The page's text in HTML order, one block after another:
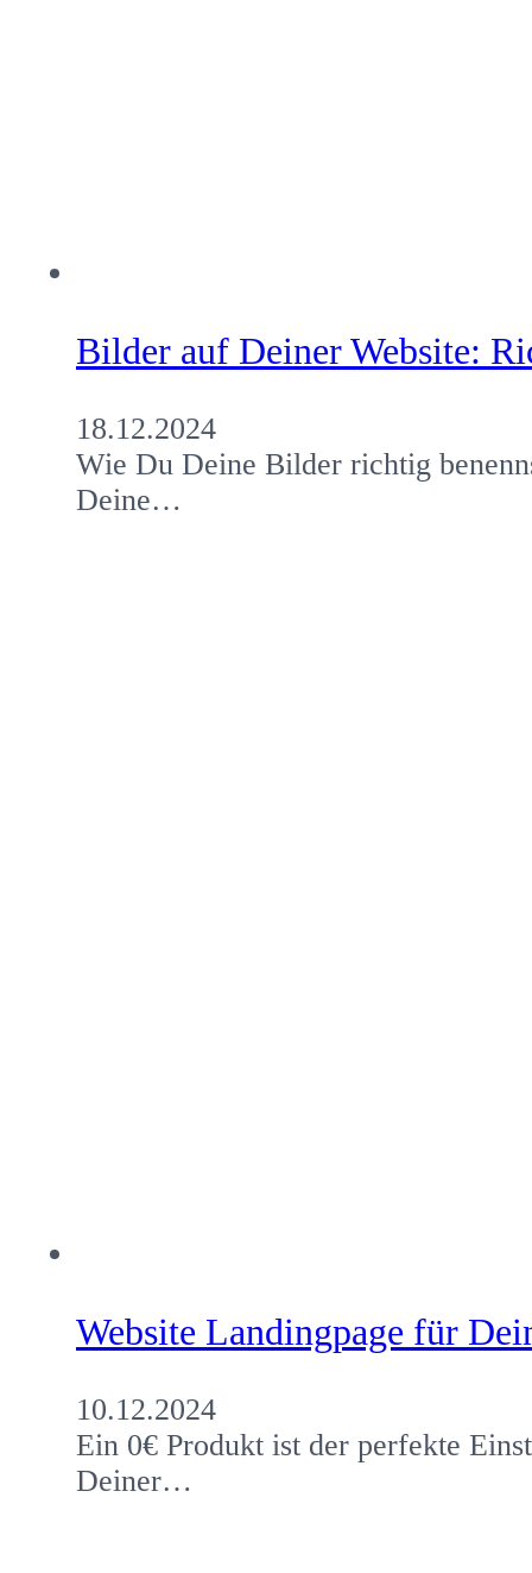
Bilder auf Deiner Website:
18.12.2024
Wie Du Deine Bilder richtig
Deine…
Website Landingpage für
10.12.2024
Ein 0€ Produkt ist der perfekte
Deiner…